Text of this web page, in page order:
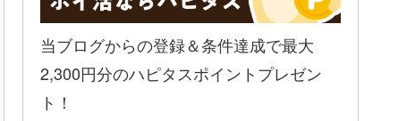
当ブログからの登録＆条件達成で最大
2,300円分のハピタスポイントプレゼン
ト！